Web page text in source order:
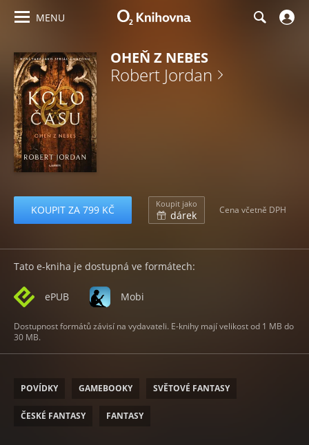
MENU
OHEŇ Z NEBES
Robert Jordan
KOUPIT ZA 799 KČ Koupit jako
dárek Cena včetně DPH
Tato e-kniha je dostupná ve formátech:
ePUB Mobi
Dostupnost formátů závisí na vydavateli. E-knihy mají velikost od 1 MB do
30 MB.
POVÍDKY GAMEBOOKY SVĚTOVÉ FANTASY
ČESKÉ FANTASY FANTASY